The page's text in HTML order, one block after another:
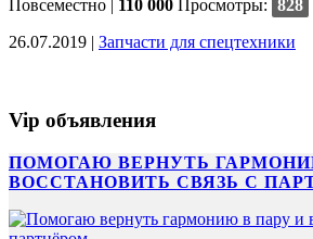
Повсеместно 110 000 Просмотры: 828
26.07.2019 | Запчасти для спецтехники
Vip объявления
ПОМОГАЮ ВЕРНУТЬ
ВОССТАНОВИТЬ СВЯЗЬ С